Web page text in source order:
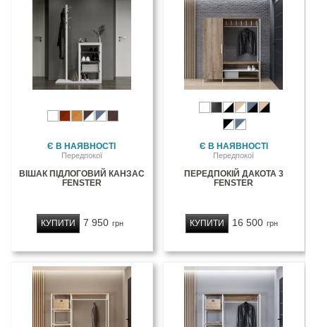
Є В НАЯВНОСТІ
Передпокої
ВІШАК ПІДЛОГОВИЙ КАНЗАС
FENSTER
7 950 грн
КУПИТИ
Є В НАЯВНОСТІ
Передпокої
ПЕРЕДПОКІЙ ДАКОТА 3
FENSTER
16 500 грн
КУПИТИ